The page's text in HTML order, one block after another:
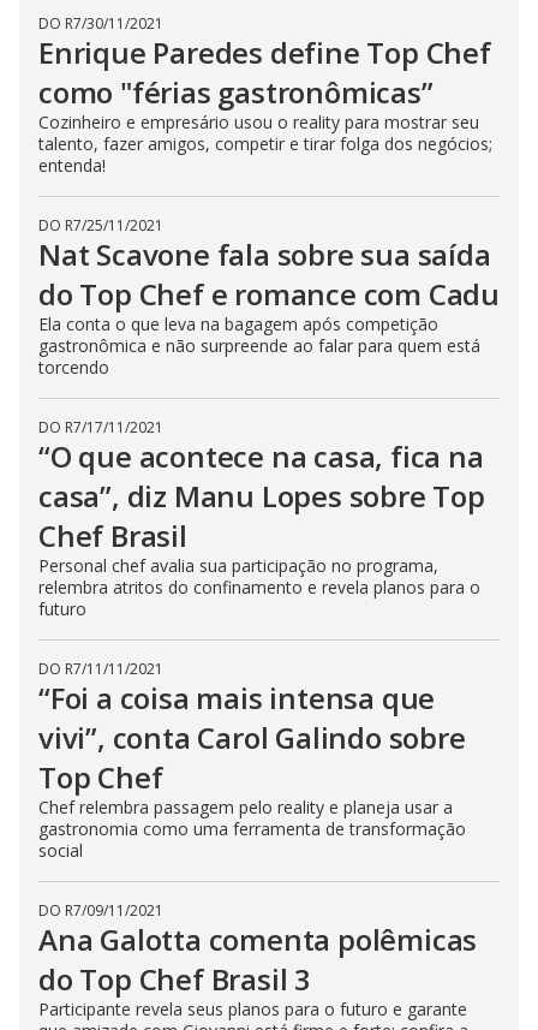
DO R7/30/11/2021
Enrique Paredes define Top Chef
como "férias gastronômicas”
Cozinheiro e empresário usou o reality para mostrar seu
talento, fazer amigos, competir e tirar folga dos negócios;
entenda!
DO R7/25/11/2021
Nat Scavone fala sobre sua saída
do Top Chef e romance com Cadu
Ela conta o que leva na bagagem após competição
gastronômica e não surpreende ao falar para quem está
torcendo
DO R7/17/11/2021
“O que acontece na casa, fica na
casa”, diz Manu Lopes sobre Top
Chef Brasil
Personal chef avalia sua participação no programa,
relembra atritos do confinamento e revela planos para o
futuro
DO R7/11/11/2021
“Foi a coisa mais intensa que
vivi”, conta Carol Galindo sobre
Top Chef
Chef relembra passagem pelo reality e planeja usar a
gastronomia como uma ferramenta de transformação
social
DO R7/09/11/2021
Ana Galotta comenta polêmicas
do Top Chef Brasil 3
Participante revela seus planos para o futuro e garante